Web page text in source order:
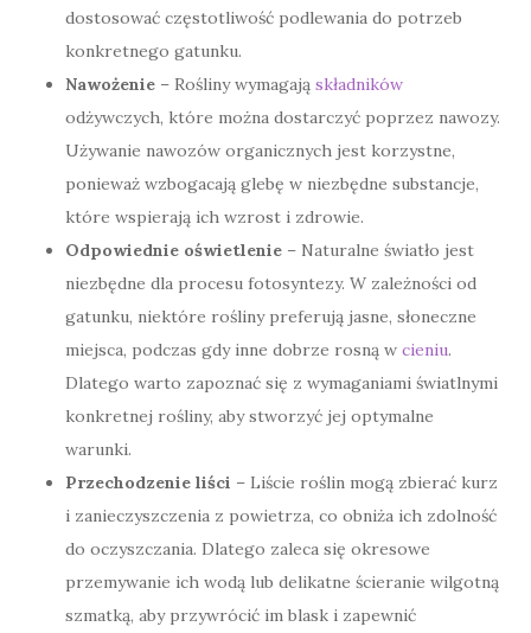
dostosować częstotliwość podlewania do potrzeb
konkretnego gatunku.
Nawożenie – Rośliny wymagają składników
odżywczych, które można dostarczyć poprzez nawozy.
Używanie nawozów organicznych jest korzystne,
ponieważ wzbogacają glebę w niezbędne substancje,
które wspierają ich wzrost i zdrowie.
Odpowiednie oświetlenie – Naturalne światło jest
niezbędne dla procesu fotosyntezy. W zależności od
gatunku, niektóre rośliny preferują jasne, słoneczne
miejsca, podczas gdy inne dobrze rosną w cieniu.
Dlatego warto zapoznać się z wymaganiami światlnymi
konkretnej rośliny, aby stworzyć jej optymalne
warunki.
Przechodzenie liści – Liście roślin mogą zbierać kurz
i zanieczyszczenia z powietrza, co obniża ich zdolność
do oczyszczania. Dlatego zaleca się okresowe
przemywanie ich wodą lub delikatne ścieranie wilgotną
szmatką, aby przywrócić im blask i zapewnić